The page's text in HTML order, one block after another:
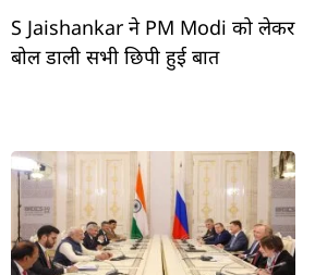
S Jaishankar ने PM Modi को लेकर
बोल डाली सभी छिपी हुई बात